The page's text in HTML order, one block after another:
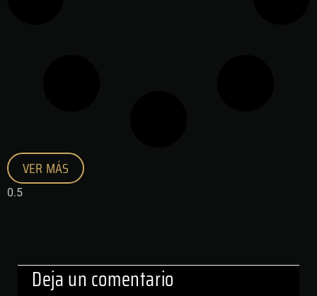
VER MÁS
Deja un comentario